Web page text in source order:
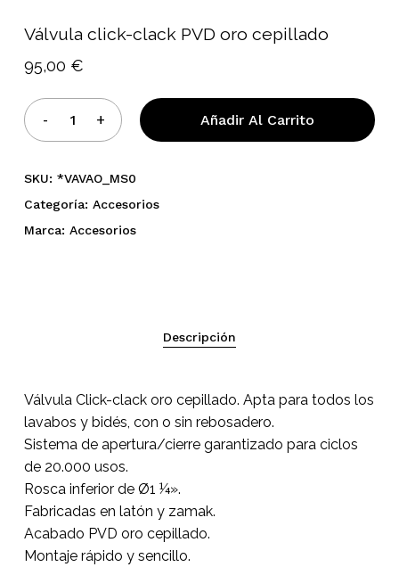
carrito.
Válvula click-clack PVD oro cepillado
95,00 €
Añadir Al Carrito
SKU: *VAVAO_MS0
Categoría: Accesorios
Marca: Accesorios
Descripción
Válvula Click-clack oro cepillado. Apta para todos los
lavabos y bidés, con o sin rebosadero.
Sistema de apertura/cierre garantizado para ciclos
de 20.000 usos.
Rosca inferior de Ø1 ¼».
Fabricadas en latón y zamak.
Acabado PVD oro cepillado.
Montaje rápido y sencillo.